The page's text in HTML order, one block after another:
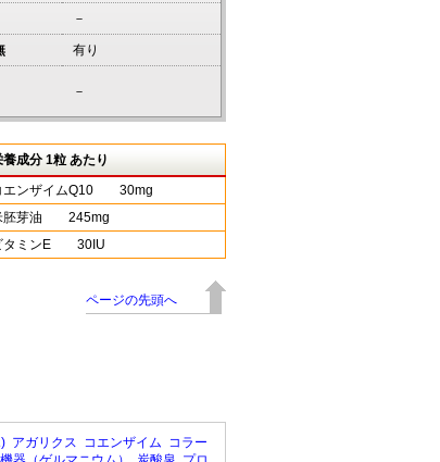
－
有り
－
養成分 1粒 あたり
エンザイムQ10 30mg
胚芽油 245mg
タミンE 30IU
ページの先頭へ
アガリクス コエンザイム コラー